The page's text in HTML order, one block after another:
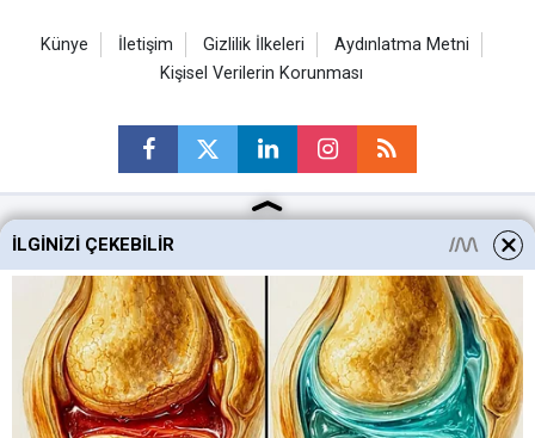
Künye İletişim Gizlilik İlkeleri
Aydınlatma Metni
Kişisel Verilerin Korunması
Ankara Haberleri
Keçiören Haberleri
Altındağ Haberleri
Sincan Haberleri
Mamak Haberleri
İLGINIZI ÇEKEBILIR